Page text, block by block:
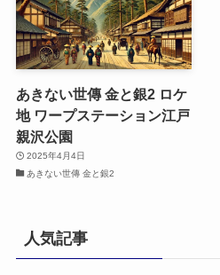
あきない世傳 金と銀2 ロケ
地 ワープステーション江戸
親沢公園
2025年4月4日
あきない世傳 金と銀2
人気記事